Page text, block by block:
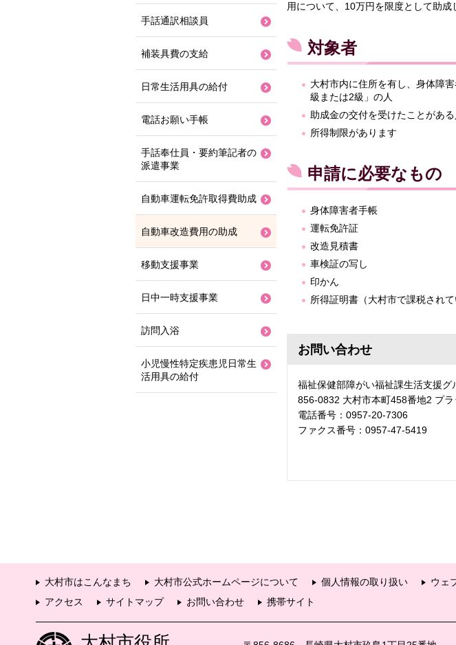
用について、10万円を限度として助
対象者
大村市内に住所を有し、身体障
級または2級」の人
助成金の交付を受けたことがあ
所得制限があります
申請に必要なもの
身体障害者手帳
運転免許証
改造見積書
車検証の写し
印かん
所得証明書（大村市で課税されて
お問い合わせ
福祉保健部障がい福祉課生活支援グ
856-0832 大村市本町458番地2 プ
電話番号：0957-20-7306
ファクス番号：0957-47-5419
手話通訳相談員
補装具費の支給
日常生活用具の給付
電話お願い手帳
手話奉仕員・要約筆記者の
派遣事業
自動車運転免許取得費助成
自動車改造費用の助成
移動支援事業
日中一時支援事業
訪問入浴
小児慢性特定疾患児日常生
活用具の給付
大村市はこんなまち 大村市公式ホームページについて 個人情報の取り扱い ウェ
アクセス
サイトマップ お問い合わせ 携帯サイト